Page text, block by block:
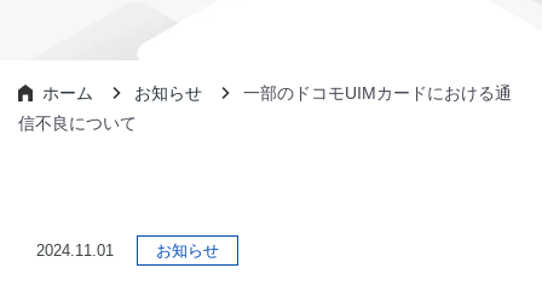
ホーム お知らせ
一部のドコモUIMカードにおける通
信不良について
2024.11.01 お知らせ